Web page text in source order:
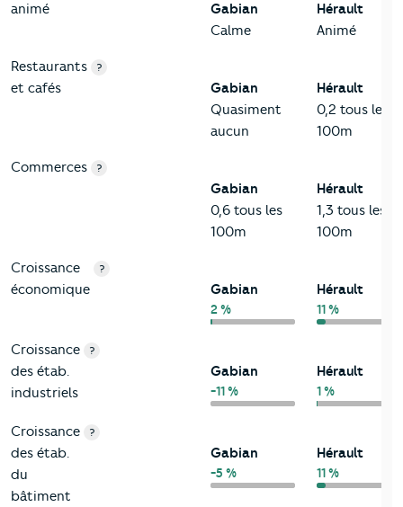
animé
Gabian
Calme
Hérault
Animé
Restaurants
et cafés
?
Gabian
Quasiment
aucun
Hérault
0,2 tous les
100m
Commerces ?
Gabian
0,6 tous les
100m
Hérault
1,3 tous les
100m
Croissance
économique
?
Gabian
2 %
Hérault
11 %
Croissance
des étab.
industriels
?
Gabian
-11 %
Hérault
1 %
Croissance
des étab.
du
bâtiment
?
Gabian
-5 %
Hérault
11 %